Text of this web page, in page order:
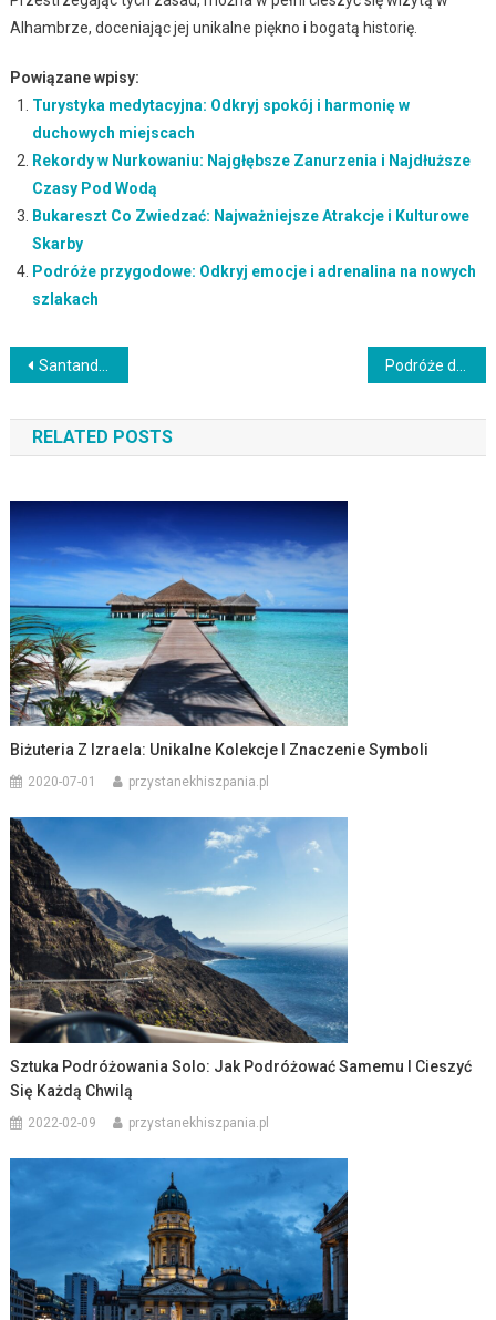
Alhambrze, doceniając jej unikalne piękno i bogatą historię.
Powiązane wpisy:
Turystyka medytacyjna: Odkryj spokój i harmonię w
duchowych miejscach
Rekordy w Nurkowaniu: Najgłębsze Zanurzenia i Najdłuższe
Czasy Pod Wodą
Bukareszt Co Zwiedzać: Najważniejsze Atrakcje i Kulturowe
Skarby
Podróże przygodowe: Odkryj emocje i adrenalina na nowych
szlakach
Nawigacja
wpisu
Santander: Urokliwe Miasto nad Morzem Kantabryjskim Podróże do miejsc off-the-beaten-path: Odkrywanie ukrytych skarbów na mapie
RELATED POSTS
Biżuteria Z Izraela: Unikalne Kolekcje I Znaczenie Symboli
2020-07-01 przystanekhiszpania.pl
Sztuka Podróżowania Solo: Jak Podróżować Samemu I Cieszyć
Się Każdą Chwilą
2022-02-09 przystanekhiszpania.pl